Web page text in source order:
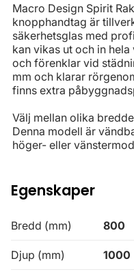
Macro Design Spirit
knopphandtag är
säkerhetsglas med
kan vikas ut och in
och förenklar vid
mm och klarar
finns extra
Välj mellan olika
Denna modell är
höger- eller
Egenskaper
Bredd (mm) 800
Djup (mm) 1000